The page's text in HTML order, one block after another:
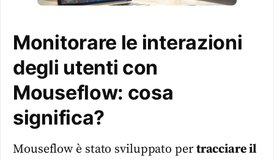
Monitorare le interazioni
degli utenti con
Mouseflow: cosa
significa?
Mouseflow è stato sviluppato pertracciare il